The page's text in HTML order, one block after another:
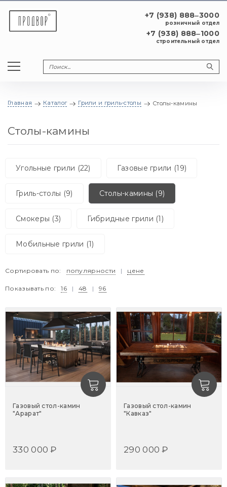
+7 (938) 888‒3000
розничный отдел
+7 (938) 888‒1000
строительный отдел
Главная Каталог Грили и гриль-столы Столы-камины
Столы-камины
Угольные грили (22) Газовые грили (19)
Гриль-столы (9) Столы-камины (9)
Смокеры (3) Гибридные грили (1)
Мобильные грили (1)
Сортировать по: популярности | цене
Показывать по: 16 | 48 | 96
Газовый стол-камин
"Арарат"
330 000 ₽
Газовый стол-камин
"Кавказ"
290 000 ₽